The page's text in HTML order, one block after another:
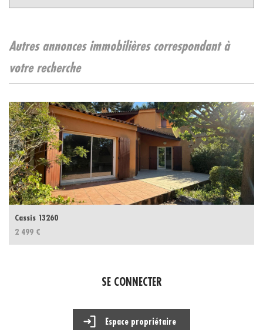
autres annonces immobilières correspondant à
votre recherche
Cassis 13260
2 499 €
SE CONNECTER
Espace propriétaire